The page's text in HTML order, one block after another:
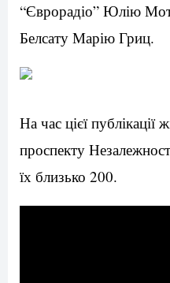
“Єврорадіо” Юлію
Белсату Марію Гриц.
На час цієї публікації
проспекту
їх близько 200.